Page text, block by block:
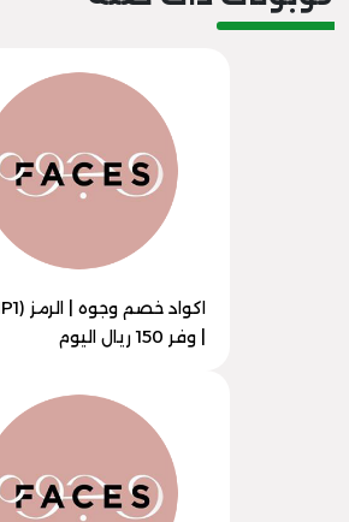
| وفر 150 ريال اليوم